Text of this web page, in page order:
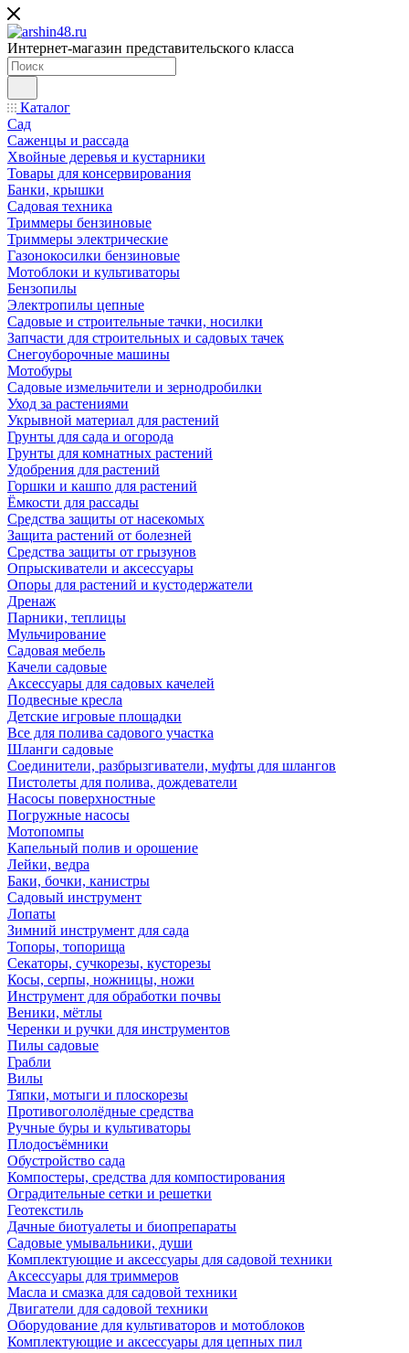
Интернет-магазин представительского класса
Каталог
Сад
Саженцы и рассада
Хвойные деревья и кустарники
Товары для консервирования
Банки, крышки
Садовая техника
Триммеры бензиновые
Триммеры электрические
Газонокосилки бензиновые
Мотоблоки и культиваторы
Бензопилы
Электропилы цепные
Садовые и строительные тачки, носилки
Запчасти для строительных и садовых тачек
Снегоуборочные машины
Мотобуры
Садовые измельчители и зернодробилки
Уход за растениями
Укрывной материал для растений
Грунты для сада и огорода
Грунты для комнатных растений
Удобрения для растений
Горшки и кашпо для растений
Ёмкости для рассады
Средства защиты от насекомых
Защита растений от болезней
Средства защиты от грызунов
Опрыскиватели и аксессуары
Опоры для растений и кустодержатели
Дренаж
Парники, теплицы
Мульчирование
Садовая мебель
Качели садовые
Аксессуары для садовых качелей
Подвесные кресла
Детские игровые площадки
Все для полива садового участка
Шланги садовые
Соединители, разбрызгиватели, муфты для шлангов
Пистолеты для полива, дождеватели
Насосы поверхностные
Погружные насосы
Мотопомпы
Капельный полив и орошение
Лейки, ведра
Баки, бочки, канистры
Садовый инструмент
Лопаты
Зимний инструмент для сада
Топоры, топорища
Секаторы, сучкорезы, кусторезы
Косы, серпы, ножницы, ножи
Инструмент для обработки почвы
Веники, мётлы
Черенки и ручки для инструментов
Пилы садовые
Грабли
Вилы
Тяпки, мотыги и плоскорезы
Противогололёдные средства
Ручные буры и культиваторы
Плодосъёмники
Обустройство сада
Компостеры, средства для компостирования
Оградительные сетки и решетки
Геотекстиль
Дачные биотуалеты и биопрепараты
Садовые умывальники, души
Комплектующие и аксессуары для садовой техники
Аксессуары для триммеров
Масла и смазка для садовой техники
Двигатели для садовой техники
Оборудование для культиваторов и мотоблоков
Комплектующие и аксессуары для цепных пил